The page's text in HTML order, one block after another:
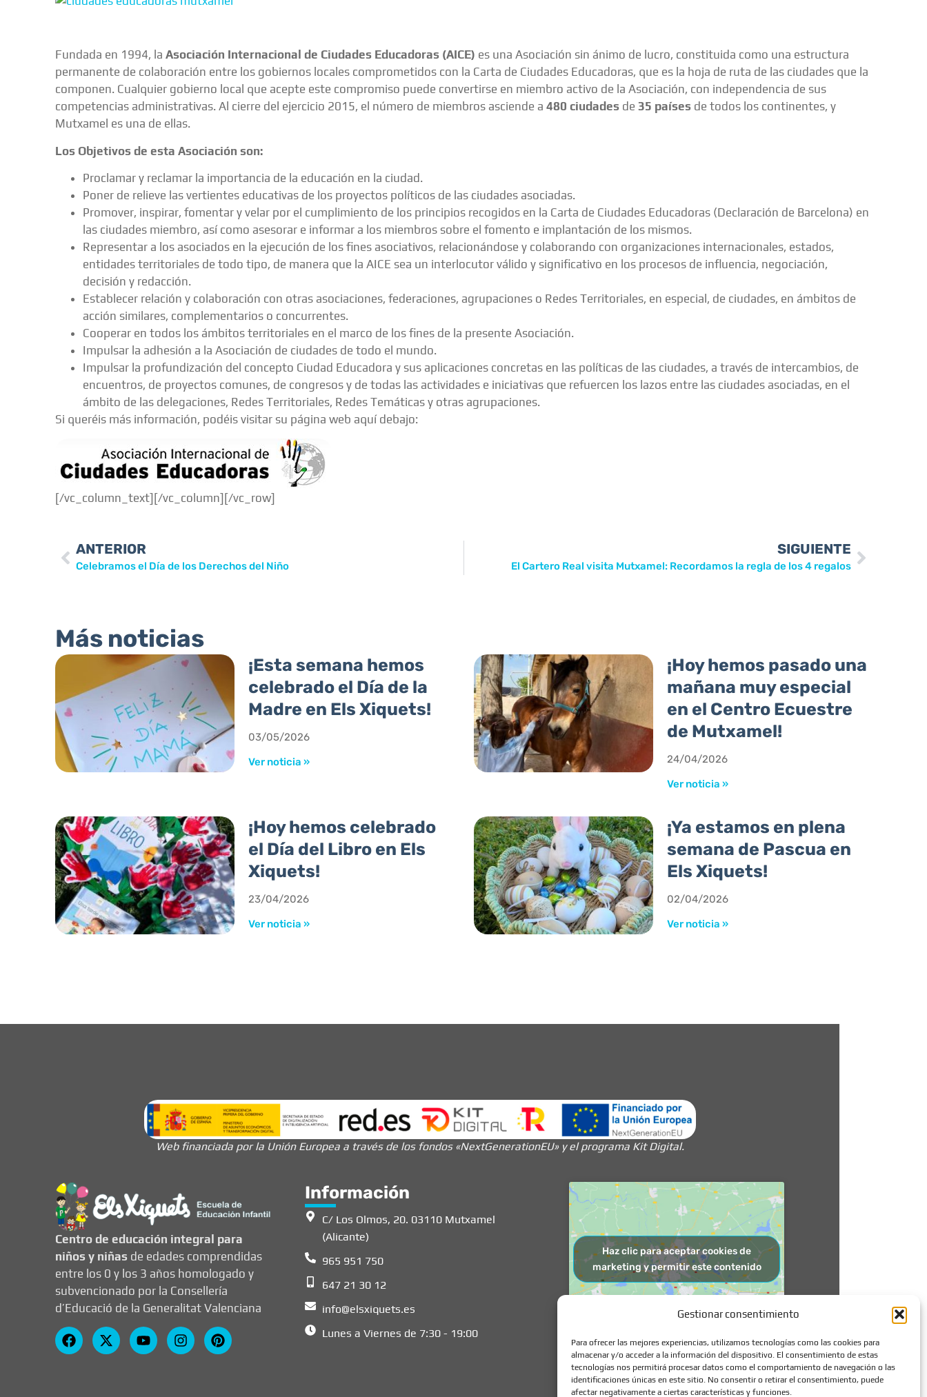
Gestionar consentimiento
Para ofrecer las mejores experiencias, utilizamos tecnologías como las cookies para
almacenar y/o acceder a la información del dispositivo. El consentimiento de estas
tecnologías nos permitirá procesar datos como el comportamiento de navegación o las
identificaciones únicas en este sitio. No consentir o retirar el consentimiento, puede
afectar negativamente a ciertas características y funciones.
Fundada en 1994, la Asociación Internacional de Ciudades Educadoras (AICE) es una Asociación sin ánimo de lucro, constituida como una estructura
permanente de colaboración entre los gobiernos locales comprometidos con la Carta de Ciudades Educadoras, que es la hoja de ruta de las ciudades que la
componen. Cualquier gobierno local que acepte este compromiso puede convertirse en miembro activo de la Asociación, con independencia de sus
competencias administrativas. Al cierre del ejercicio 2015, el número de miembros asciende a 480 ciudades de 35 países de todos los continentes, y
Mutxamel es una de ellas.
Los Objetivos de esta Asociación son:
Proclamar y reclamar la importancia de la educación en la ciudad.
Poner de relieve las vertientes educativas de los proyectos políticos de las ciudades asociadas.
Promover, inspirar, fomentar y velar por el cumplimiento de los principios recogidos en la Carta de Ciudades Educadoras (Declaración de Barcelona) en
las ciudades miembro, así como asesorar e informar a los miembros sobre el fomento e implantación de los mismos.
Representar a los asociados en la ejecución de los fines asociativos, relacionándose y colaborando con organizaciones internacionales, estados,
entidades territoriales de todo tipo, de manera que la AICE sea un interlocutor válido y significativo en los procesos de influencia, negociación,
decisión y redacción.
Establecer relación y colaboración con otras asociaciones, federaciones, agrupaciones o Redes Territoriales, en especial, de ciudades, en ámbitos de
acción similares, complementarios o concurrentes.
Cooperar en todos los ámbitos territoriales en el marco de los fines de la presente Asociación.
Impulsar la adhesión a la Asociación de ciudades de todo el mundo.
Impulsar la profundización del concepto Ciudad Educadora y sus aplicaciones concretas en las políticas de las ciudades, a través de intercambios, de
encuentros, de proyectos comunes, de congresos y de todas las actividades e iniciativas que refuercen los lazos entre las ciudades asociadas, en el
ámbito de las delegaciones, Redes Territoriales, Redes Temáticas y otras agrupaciones.
Si queréis más información, podéis visitar su página web aquí debajo:
[/vc_column_text][/vc_column][/vc_row]
ANTERIOR
Celebramos el Día de los Derechos del Niño
SIGUIENTE
El Cartero Real visita Mutxamel: Recordamos la regla de los 4 regalos
Más noticias
¡Esta semana hemos
celebrado el Día de la
Madre en Els Xiquets!
03/05/2026
Ver noticia »
¡Hoy hemos pasado una
mañana muy especial
en el Centro Ecuestre
de Mutxamel!
24/04/2026
Ver noticia »
¡Hoy hemos celebrado
el Día del Libro en Els
Xiquets!
23/04/2026
Ver noticia »
¡Ya estamos en plena
semana de Pascua en
Els Xiquets!
02/04/2026
Ver noticia »
Web financiada por la Unión Europea a través de los fondos «NextGenerationEU» y el programa Kit Digital.
Centro de educación integral para
niños y niñas de edades comprendidas
entre los 0 y los 3 años homologado y
subvencionado por la Consellería
d’Educació de la Generalitat Valenciana
Información
C/ Los Olmos, 20. 03110 Mutxamel
(Alicante)
965 951 750
647 21 30 12
info@elsxiquets.es
Lunes a Viernes de 7:30 - 19:00
Haz clic para aceptar cookies de
marketing y permitir este contenido